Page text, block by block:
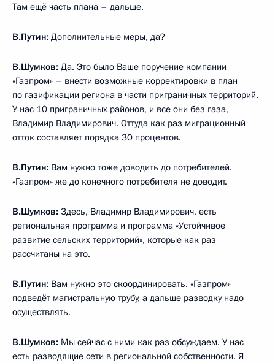
Там ещё часть плана – дальше.
В.Путин: Дополнительные меры, да?
В.Шумков: Да. Это было Ваше поручение компании
«Газпром» – внести возможные корректировки в план
по газификации региона в части приграничных территорий.
У нас 10 приграничных районов, и все они без газа,
Владимир Владимирович. Оттуда как раз миграционный
отток составляет порядка 30 процентов.
В.Путин: Вам нужно тоже доводить до потребителей.
«Газпром» же до конечного потребителя не доводит.
В.Шумков: Здесь, Владимир Владимирович, есть
региональная программа и программа «Устойчивое
развитие сельских территорий», которые как раз
рассчитаны на это.
В.Путин: Вам нужно это скоординировать. «Газпром»
подведёт магистральную трубу, а дальше разводку надо
осуществлять.
В.Шумков: Мы сейчас с ними как раз обсуждаем. У нас
есть разводящие сети в региональной собственности. Я